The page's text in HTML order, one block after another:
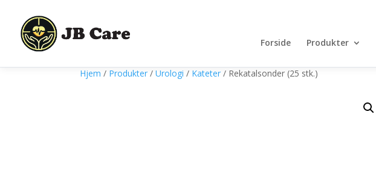
Forside Produkter
Hjem / Produkter / Urologi / Kateter / Rekatalsonder (25 stk.)